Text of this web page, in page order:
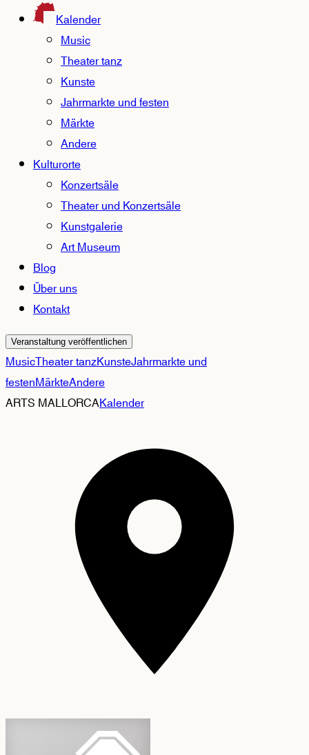
Kalender
Music
Theater tanz
Kunste
Jahrmarkte und festen
Märkte
Andere
Kulturorte
Konzertsäle
Theater und Konzertsäle
Kunstgalerie
Art Museum
Blog
Über uns
Kontakt
Veranstaltung veröffentlichen
MusicTheater tanzKunsteJahrmarkte und
festenMärkteAndere
ARTS MALLORCAKalender